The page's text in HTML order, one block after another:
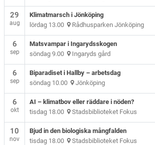
29
aug
Klimatmarsch i Jönköping
lördag 13.00 Rådhusparken Jönköping
6
sep
Matsvampar i Ingarydsskogen
söndag 9.00 Ingaryds gård
6
sep
Biparadiset i Hallby – arbetsdag
söndag 10.00 Jönköping
6
okt
AI – klimatbov eller räddare i nöden?
tisdag 18.00 Stadsbiblioteket Fokus
10
nov
Bjud in den biologiska mångfalden
tisdag 18.00 Stadsbiblioteket Fokus